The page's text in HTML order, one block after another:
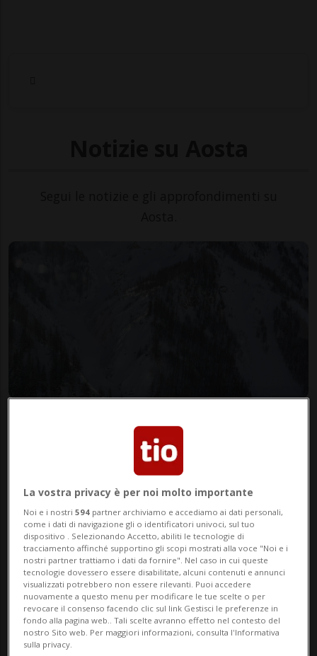
Valanga in Valle d'Aosta, sale a
250 il numero di sfollati
ITALIA
La vostra privacy è per noi molto importante
Noi e i nostri594 partner archiviamo e accediamo ai dati personali,
come i dati di navigazione gli o identificatori univoci, sul tuo
dispositivo . Selezionando Accetto, abiliti le tecnologie di
tracciamento affinché supportino gli scopi mostrati alla voce "Noi e i
nostri partner trattiamo i dati da fornire". Nel caso in cui queste
tecnologie dovessero essere disabilitate, alcuni contenuti e annunci
visualizzati potrebbero non essere rilevanti. Puoi accedere
nuovamente a questo menu per modificare le tue scelte o per
revocare il consenso facendo clic sul link Gestisci le preferenze in
fondo alla pagina web.. Tali scelte avranno effetto nel contesto del
nostro Sito web. Per maggiori informazioni, consulta l'Informativa
sulla privacy.